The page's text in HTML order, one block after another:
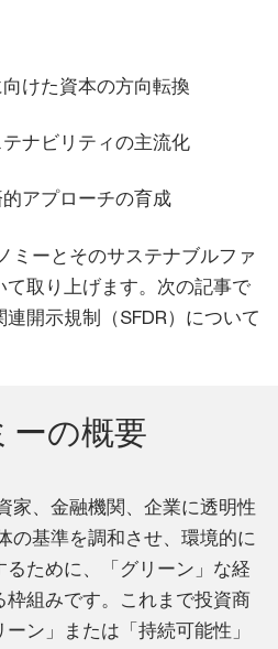
けた資本の方向転換
ナビリティの主流化
アプローチの育成
ミーとそのサステナブルファ
取り上げます。次の記事で
開示規制（SFDR）について
ーの概要
家、金融機関、企業に透明性
の基準を調和させ、環境的に
ために、「グリーン」な経
組みです。これまで投資商
ン」または「持続可能性」